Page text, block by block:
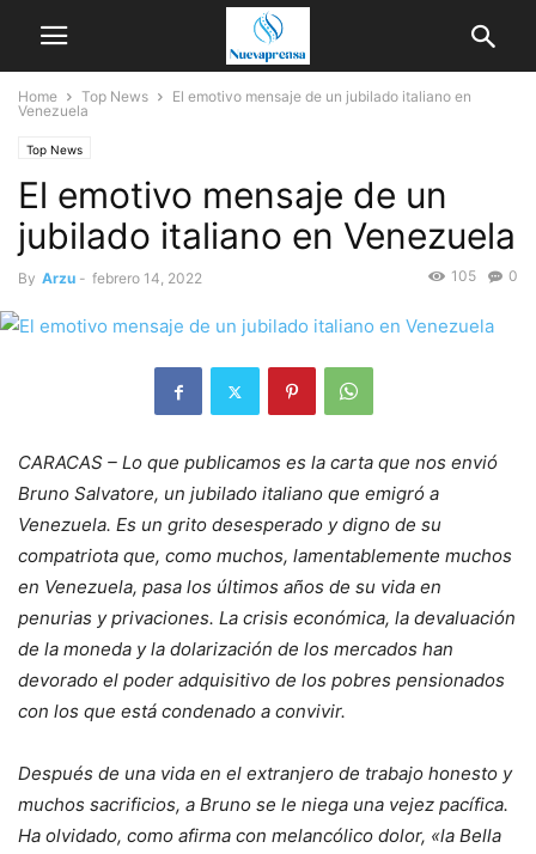
Home Top News
El emotivo mensaje de un jubilado italiano en
Venezuela
Top News
El emotivo mensaje de un
jubilado italiano en Venezuela
By Arzu - febrero 14, 2022 0
105
CARACAS – Lo que publicamos es la carta que nos envió
Bruno Salvatore, un jubilado italiano que emigró a
Venezuela. Es un grito desesperado y digno de su
compatriota que, como muchos, lamentablemente muchos
en Venezuela, pasa los últimos años de su vida en
penurias y privaciones. La crisis económica, la devaluación
de la moneda y la dolarización de los mercados han
devorado el poder adquisitivo de los pobres pensionados
con los que está condenado a convivir.
Después de una vida en el extranjero de trabajo honesto y
muchos sacrificios, a Bruno se le niega una vejez pacífica.
Ha olvidado, como afirma con melancólico dolor, «la Bella